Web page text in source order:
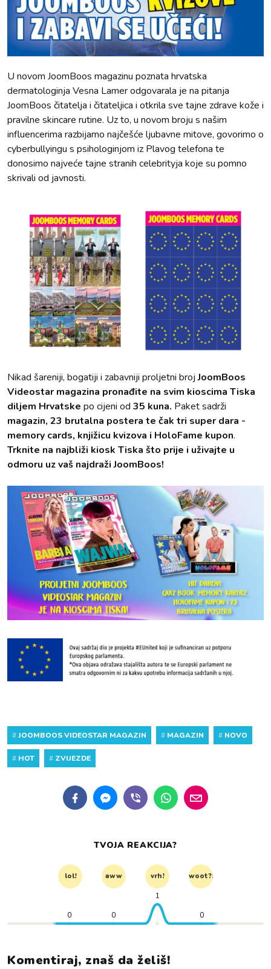
U novom JoomBoos magazinu poznata hrvatska
dermatologinja Vesna Lamer odgovarala je na pitanja
JoomBoos čitatelja i čitateljica i otkrila sve tajne zdrave kože i
pravilne skincare rutine. Uz to, u novom broju s našim
influencerima razbijamo najčešće ljubavne mitove, govorimo o
cyberbullyingu s psihologinjom iz Plavog telefona te
donosimo najveće tajne stranih celebrityja koje su pomno
skrivali od javnosti.
Nikad šareniji, bogatiji i zabavniji proljetni brojJoomBoos
Videostar magazina pronađite na svim kioscima Tiska
diljem Hrvatske po cijeni od 35 kuna. Paket sadrži
magazin, 23 brutalna postera te čak tri super dara -
memory cards, knjižicu kvizova i HoloFame kupon.
Trknite na najbliži kiosk Tiska što prije i uživajte u
odmoru uz vaš najdraži JoomBoos!
#JOOMBOOS VIDEOSTAR MAGAZIN # MAGAZIN # NOVO
# HOT # ZVIJEZDE
TVOJA REAKCIJA?
lol! aww vrh! woot?!
0 0
1
0
Komentiraj, znaš da želiš!